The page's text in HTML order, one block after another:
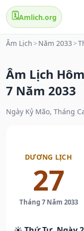
🗓️Amlich.org
Âm Lịch > Năm 2033 >
Âm Lịch
7 Năm 2033
Ngày Kỷ Mão, Tháng
DƯƠNG LỊCH
27
Tháng 7 Năm 2033